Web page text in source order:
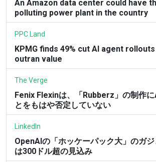
An Amazon data center could have
polluting power plant in the country
PPC Land
KPMG finds 49% cut AI agent
outran value
The Verge
Fenix Flexinは、「Rubberz」の制作に
とをもはや否定していない
LinkedIn
OpenAIの「ホッケーパック大」のガ
は300ドル超の見込み